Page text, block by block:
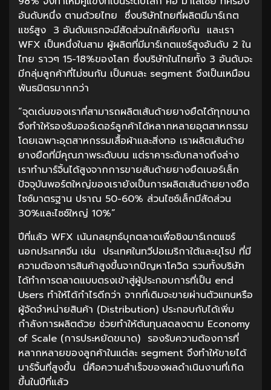
อันดับหนึ่ง ตามด้วยไทย ซึ่งบริษัทไทยที่ผลิตมีมาร์เกต
แชร์สูง 3 อันดับแรกจะมีสัดส่วนใกล้เคียงกัน และเรา
WFX เป็นหนึ่งในสาม ผู้ผลิตที่มีมาร์เกตแชร์สูงอันดับ 2 ใน
ไทย ราวๆ 15-18%ของโลก ซึ่งบริษัทในไทยทั้ง 3 อันดับจะ
มีกลุ่มลูกค้าที่ไม่ชนกัน เป็นคนละ segment จึงเป็นเหมือน
พันธมิตรมากกว่า
“จุดเด่นของเราที่สามารถผลิตเส้นด้ายยางยืดได้ทุกขนาด
จึงทำให้รองรับออร์เดอร์ลูกค้าได้หลากหลายอุตสาหกรรม
โดยเฉพาะอุตสาหกรรมเสื้อผ้าและสิ่งทอ เราผลิตเส้นด้าย
ยางยืดที่มีคุณภาพระดับบน แต่ราคาระดับกลางถึงล่าง
เราทำมาร์จิ้นได้สูงจากการขายส้นด้ายยางยืดเบอร์เล็ก
ปัจจุบันพอร์ตใหญ่ของเรายังเป็นการผลิตเส้นด้ายยางยืด
ไซซ์มาตรฐาน ปราณ 50-60% ส่วนไซซ์เล็กมีสัดส่วน
30%และไซซ์ใหญ่ 10%”
ปีที่แล้ว WFX เน้นกลยุทธ์บุกตลาดเพื่อชิงมาร์เกตแชร์
นอกประเทศจีน เช่น ประเทศในทวีปอเมริกาใต้และยุโรป ที่มี
ความต้องการสินค้าสูงขึ้นจากปัญหาโควิด รวมทั้งบริษัท
ได้ทำการตลาดแบบตรงเข้าสู่ผู้ประกอบการที่เป็น end
Users ทำให้ได้กำไรดีกว่า จากที่เดิมจะขายผ่านตัวแทนหรือ
ผู้จัดจำหน่ายสินค้า (Distribution) ประกอบกับได้เพิ่ม
กำลังการผลิตด้วย ช่วยทำให้ต้นทุนลดลงตาม Economy
of Scale (การประหยัดขนาด) รองรับความต้องการที่
หลากหลายของลูกค้าในแต่ละ segment จึงทำให้ขายได้
มาร์จิ้นที่สูงขึ้น นี่คือความสำเร็จของผลดำเนินงานที่เกิด
ขึ้นในปีที่แล้ว